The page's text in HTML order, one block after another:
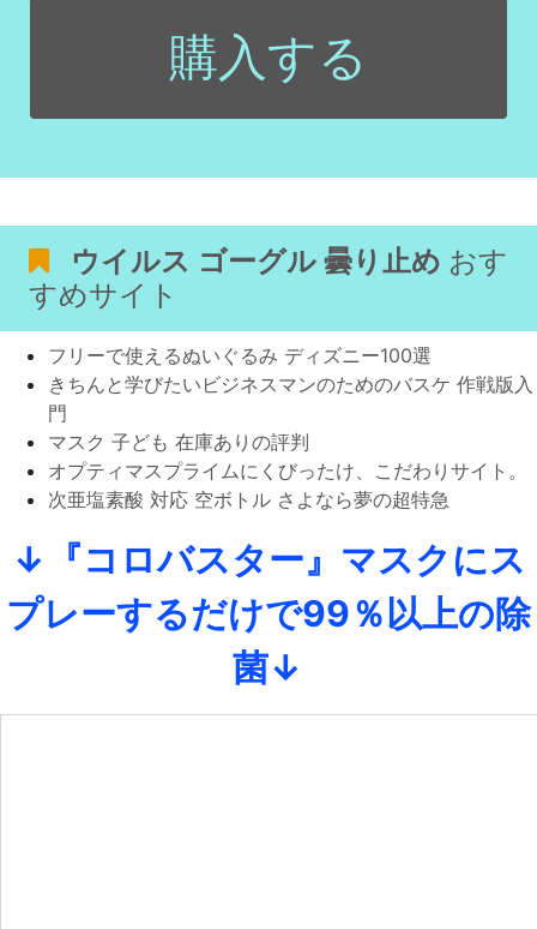
購入する
ウイルス ゴーグル 曇り止め おす
すめサイト
フリーで使えるぬいぐるみ ディズニー100選
きちんと学びたいビジネスマンのためのバスケ 作戦版入
門
マスク 子ども 在庫ありの評判
オプティマスプライムにくびったけ、こだわりサイト。
次亜塩素酸 対応 空ボトル さよなら夢の超特急
↓『コロバスター』マスクにス
プレーするだけで99％以上の除
菌↓